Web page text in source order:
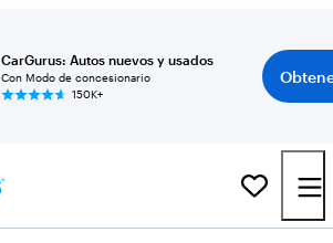
CarGurus: Autos nuevos y usados
Con Modo de concesionario
150K+